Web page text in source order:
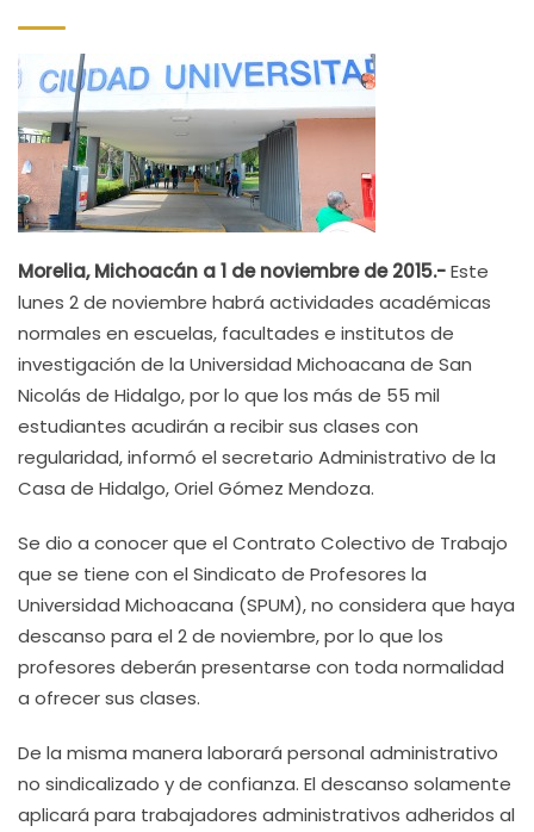
Morelia, Michoacán a 1 de noviembre de 2015.-Este
lunes 2 de noviembre habrá actividades académicas
normales en escuelas, facultades e institutos de
investigación de la Universidad Michoacana de San
Nicolás de Hidalgo, por lo que los más de 55 mil
estudiantes acudirán a recibir sus clases con
regularidad, informó el secretario Administrativo de la
Casa de Hidalgo, Oriel Gómez Mendoza.
Se dio a conocer que el Contrato Colectivo de Trabajo
que se tiene con el Sindicato de Profesores la
Universidad Michoacana (SPUM), no considera que haya
descanso para el 2 de noviembre, por lo que los
profesores deberán presentarse con toda normalidad
a ofrecer sus clases.
De la misma manera laborará personal administrativo
no sindicalizado y de confianza. El descanso solamente
aplicará para trabajadores administrativos adheridos al